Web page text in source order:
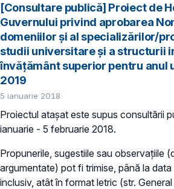
[Consultare publică] Proiect de
Guvernului privind aprobarea
domeniilor şi al specializărilor/
studii universitare şi a structurii
învăţământ superior pentru anul
2019
5 ianuarie 2018
Proiectul atașat este supus consultării
ianuarie - 5 februarie 2018.
Propunerile, sugestiile sau observațiile
argumentate) pot fi trimise, până la data
inclusiv, atât în format letric (str.